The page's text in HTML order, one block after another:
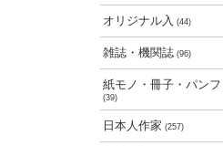
オリジナル入 (44)
雑誌・機関誌 (96)
紙モノ・冊子・パンフ
(39)
日本人作家 (257)